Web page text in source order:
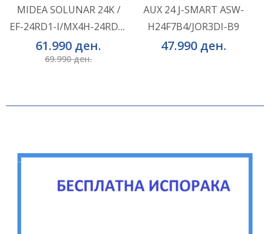
MIDEA SOLUNAR 24K /
EF-24RD1-I/MX4H-24RD1-
EF + KIT
61.990 ден.
69.990 ден.
ВО КОШНИЧКА
AUX 24 J-SMART ASW-
H24F7B4/JOR3DI-B9
47.990 ден.
ВО КОШНИЧКА